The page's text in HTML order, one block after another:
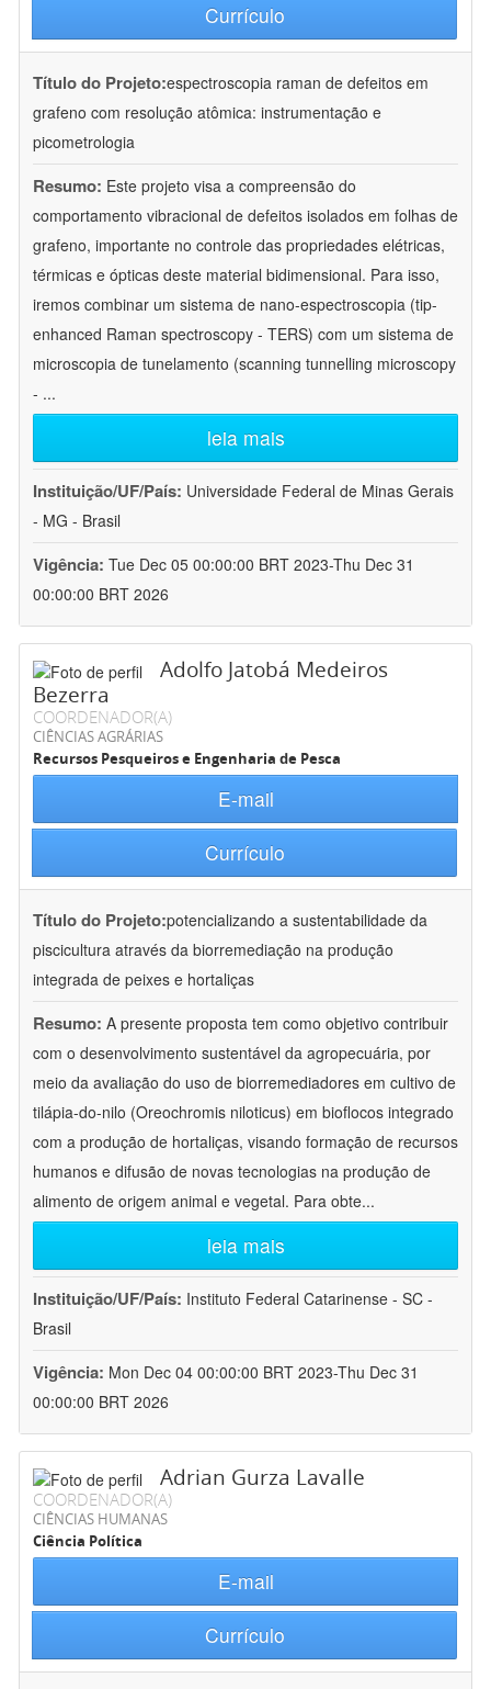
Currículo
Título do Projeto:espectroscopia raman de defeitos em
grafeno com resolução atômica: instrumentação e
picometrologia
Resumo: Este projeto visa a compreensão do
comportamento vibracional de defeitos isolados em folhas de
grafeno, importante no controle das propriedades elétricas,
térmicas e ópticas deste material bidimensional. Para isso,
iremos combinar um sistema de nano-espectroscopia (tip-
enhanced Raman spectroscopy - TERS) com um sistema de
microscopia de tunelamento (scanning tunnelling microscopy
- ...
leia mais
Instituição/UF/País: Universidade Federal de Minas Gerais
- MG - Brasil
Vigência: Tue Dec 05 00:00:00 BRT 2023-Thu Dec 31
00:00:00 BRT 2026
Adolfo Jatobá Medeiros
Bezerra
COORDENADOR(A)
CIÊNCIAS AGRÁRIAS
Recursos Pesqueiros e Engenharia de Pesca
E-mail
Currículo
Título do Projeto:potencializando a sustentabilidade da
piscicultura através da biorremediação na produção
integrada de peixes e hortaliças
Resumo: A presente proposta tem como objetivo contribuir
com o desenvolvimento sustentável da agropecuária, por
meio da avaliação do uso de biorremediadores em cultivo de
tilápia-do-nilo (Oreochromis niloticus) em bioflocos integrado
com a produção de hortaliças, visando formação de recursos
humanos e difusão de novas tecnologias na produção de
alimento de origem animal e vegetal. Para obte...
leia mais
Instituição/UF/País: Instituto Federal Catarinense - SC -
Brasil
Vigência: Mon Dec 04 00:00:00 BRT 2023-Thu Dec 31
00:00:00 BRT 2026
Adrian Gurza Lavalle
COORDENADOR(A)
CIÊNCIAS HUMANAS
Ciência Política
E-mail
Currículo